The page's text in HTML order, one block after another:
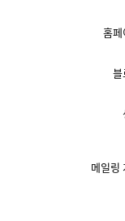
될 수 있습니다. 또한,
트 이용이 제한되거
사이트는 회원이 게
서비스 이용 중 발생
사이트는 필요에 따라
에 게시함으로써 효력
홈페
블
메일링